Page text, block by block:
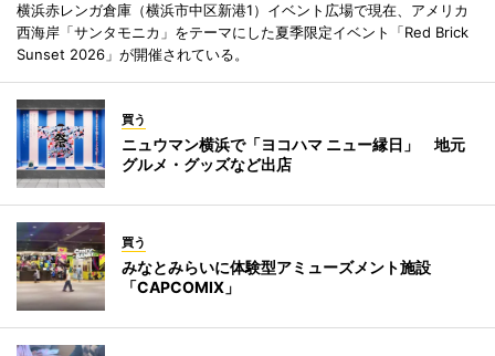
横浜赤レンガ倉庫（横浜市中区新港1）イベント広場で現在、アメリカ
西海岸「サンタモニカ」をテーマにした夏季限定イベント「Red Brick
Sunset 2026」が開催されている。
買う
ニュウマン横浜で「ヨコハマ ニュー縁日」 地元
グルメ・グッズなど出店
買う
みなとみらいに体験型アミューズメント施設
「CAPCOMIX」